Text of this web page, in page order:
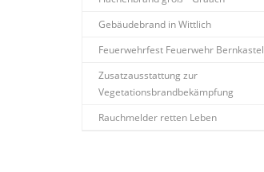
Gebäudebrand in Wittlich
Feuerwehrfest Feuerwehr Bernkastel
Zusatzausstattung zur
Vegetationsbrandbekämpfung
Rauchmelder retten Leben